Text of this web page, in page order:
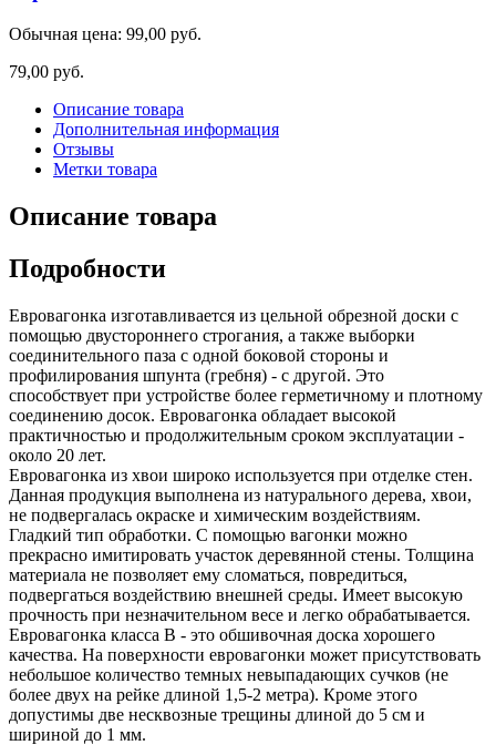
Обычная цена: 99,00 руб.
79,00 руб.
Описание товара
Дополнительная информация
Отзывы
Метки товара
Описание товара
Подробности
Евровагонка изготавливается из цельной обрезной доски с
помощью двустороннего строгания, а также выборки
соединительного паза с одной боковой стороны и
профилирования шпунта (гребня) - с другой. Это
способствует при устройстве более герметичному и плотному
соединению досок. Евровагонка обладает высокой
практичностью и продолжительным сроком эксплуатации -
около 20 лет.
Евровагонка из хвои широко используется при отделке стен.
Данная продукция выполнена из натурального дерева, хвои,
не подвергалась окраске и химическим воздействиям.
Гладкий тип обработки. С помощью вагонки можно
прекрасно имитировать участок деревянной стены. Толщина
материала не позволяет ему сломаться, повредиться,
подвергаться воздействию внешней среды. Имеет высокую
прочность при незначительном весе и легко обрабатывается.
Евровагонка класса В - это обшивочная доска хорошего
качества. На поверхности евровагонки может присутствовать
небольшое количество темных невыпадающих сучков (не
более двух на рейке длиной 1,5-2 метра). Кроме этого
допустимы две несквозные трещины длиной до 5 см и
шириной до 1 мм.